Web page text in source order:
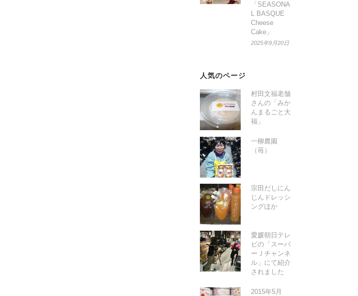
「SEASONA
L BASQUE
Cheese
Cake」
2025年9月20日
人気のページ
村田文福老舗
さんの「みか
んまるごと大
福」
一柳農園
（苺）
宗田だしにん
じんドレッシ
ングほか
愛媛朝日テレ
ビの「スーパ
ーＪチャンネ
ル」にて紹介
されました
2015年5月